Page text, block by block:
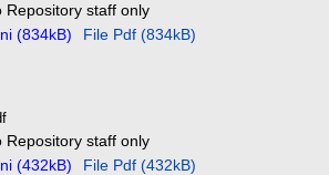
Repository staff only
(834kB)
File Pdf (834kB)
Repository staff only
(432kB)
File Pdf (432kB)